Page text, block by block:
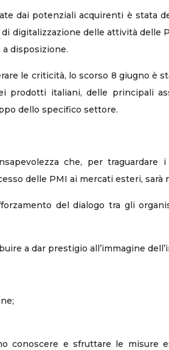
dai potenziali acquirenti è stata
digitalizzazione delle attività delle
disposizione.
le criticità, lo scorso 8 giugno è
prodotti italiani, delle principali
dello specifico settore.
che, per traguardare
delle PMI ai mercati esteri, sarà
del dialogo tra gli
a dar prestigio all’immagine
conoscere e sfruttare le misure